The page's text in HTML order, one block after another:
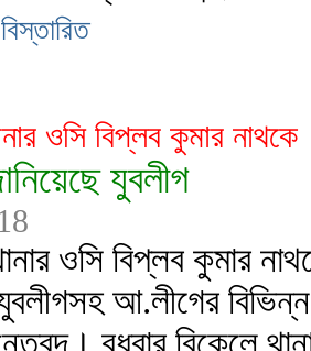
বিস্তারিত
ওসি বিপ্লব কুমার নাথকে
যুবলীগ
ওসি বিপ্লব কুমার
আ.লীগের